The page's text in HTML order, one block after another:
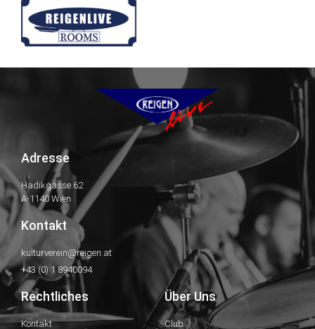
Adresse
Hadikgasse 62
A-1140 Wien
Kontakt
kulturverein@reigen.at
+43 (0) 1 8940094
Rechtliches
Kontakt
Über Uns
Club